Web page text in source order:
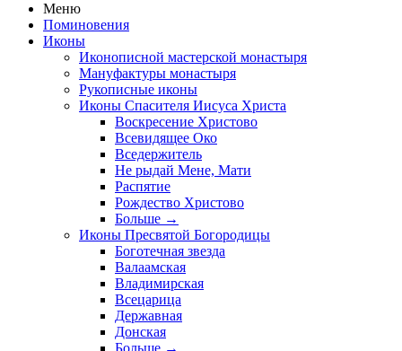
Меню
Поминовения
Иконы
Иконописной мастерской монастыря
Мануфактуры монастыря
Рукописные иконы
Иконы Спасителя Иисуса Христа
Воскресение Христово
Всевидящее Око
Вседержитель
Не рыдай Мене, Мати
Распятие
Рождество Христово
Больше →
Иконы Пресвятой Богородицы
Боготечная звезда
Валаамская
Владимирская
Всецарица
Державная
Донская
Больше →